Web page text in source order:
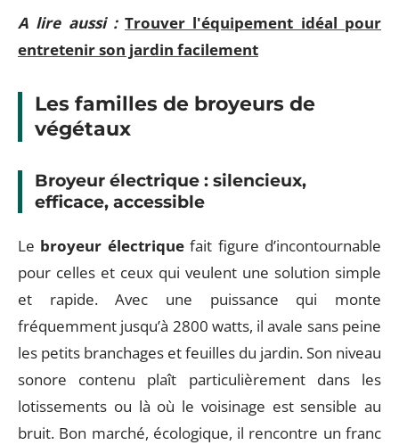
A lire aussi : Trouver l'équipement idéal pour
entretenir son jardin facilement
Les familles de broyeurs de
végétaux
Broyeur électrique : silencieux,
efficace, accessible
Le broyeur électriquefait figure d’incontournable
pour celles et ceux qui veulent une solution simple
et rapide. Avec une puissance qui monte
fréquemment jusqu’à 2800 watts, il avale sans peine
les petits branchages et feuilles du jardin. Son niveau
sonore contenu plaît particulièrement dans les
lotissements ou là où le voisinage est sensible au
bruit. Bon marché, écologique, il rencontre un franc